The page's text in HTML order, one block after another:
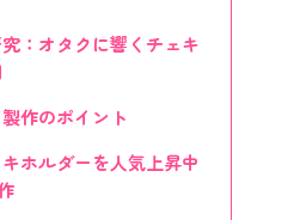
：オタクに響くチェキ
作のポイント
ホルダーを人気上昇中